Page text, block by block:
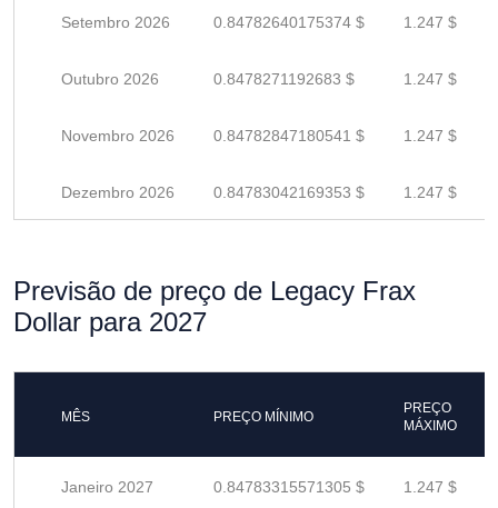
Setembro 2026 0.84782640175374 $ 1.247 $
Outubro 2026 0.8478271192683 $ 1.247 $
Novembro 2026 0.84782847180541 $ 1.247 $
Dezembro 2026 0.84783042169353 $ 1.247 $
Previsão de preço de Legacy Frax
Dollar para 2027
MÊS PREÇO MÍNIMO
PREÇO
MÁXIMO
Janeiro 2027 0.84783315571305 $ 1.247 $